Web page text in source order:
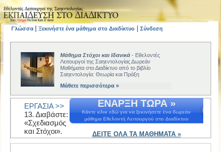
Γλώσσα Ξεκινήστε ένα μάθημα στο Διαδίκτυο Σύνδεση
Μάθημα Στόχοι και Ιδανικά - Εθελοντές
Λειτουργοί της Σαηεντολογίας Δωρεάν
Μαθήματα στο Διαδίκτυο από το βιβλίο
Σαηεντολογία: Θεωρία και Πράξη
Μάθετε περισσότερα »
ΕΝΑΡΞΗ ΤΩΡΑ »
Κάντε κλικ εδώ για να ξεκινήσετε ένα δωρεάν
μάθημα Εθελοντή Λειτουργού στο Διαδίκτυο
ΔΕΙΤΕ ΟΛΑ ΤΑ ΜΑΘΗΜΑΤΑ »
ΕΡΓΑΣΙΑ >>
13. Διαβάστε:
«Σχεδιασμός
και Στόχοι».